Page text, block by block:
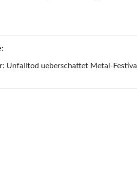
Unfalltod ueberschattet Metal-Festival